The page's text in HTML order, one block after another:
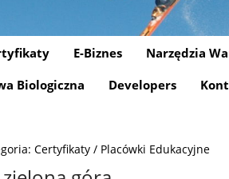
E-Biznes
Narzędzia
Biologiczna Developers
Certyfikaty / Placówki Edukacyjne